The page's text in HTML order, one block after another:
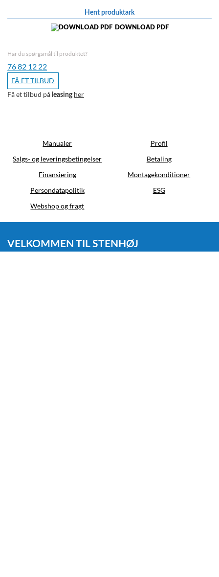
Hent produktark
DOWNLOAD PDF
Har du spørgsmål til produktet?
76 82 12 22
FÅ ET TILBUD
Få et tilbud på leasing her
Manualer
Profil
Salgs- og leveringsbetingelser
Betaling
Finansiering
Montagekonditioner
Persondatapolitik
ESG
Webshop og fragt
VELKOMMEN TIL STENHØJ